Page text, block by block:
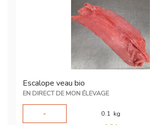
Escalope veau bio
EN DIRECT DE MON ÉLEVAGE
-
0.1 kg